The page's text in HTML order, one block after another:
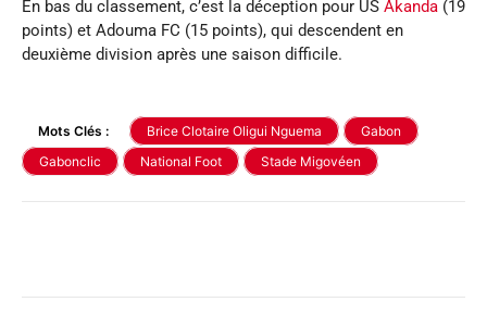
En bas du classement, c’est la déception pour US Akanda (19
points) et Adouma FC (15 points), qui descendent en
deuxième division après une saison difficile.
Mots Clés : Brice Clotaire Oligui Nguema
Gabon
Gabonclic
National Foot Stade Migovéen